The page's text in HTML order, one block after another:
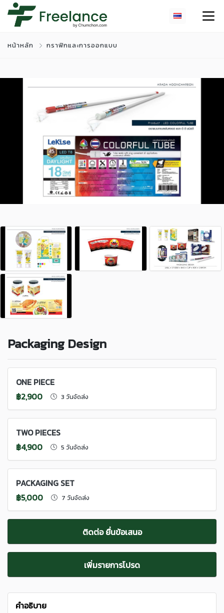
หน้าหลัก กราฟิกและการออกแบบ
Packaging Design
ONE PIECE
฿2,900
3 วันจัดส่ง
TWO PIECES
฿4,900
5 วันจัดส่ง
PACKAGING SET
฿5,000
7 วันจัดส่ง
ติดต่อ ยื่นข้อเสนอ
เพิ่มรายการโปรด
คำอธิบาย